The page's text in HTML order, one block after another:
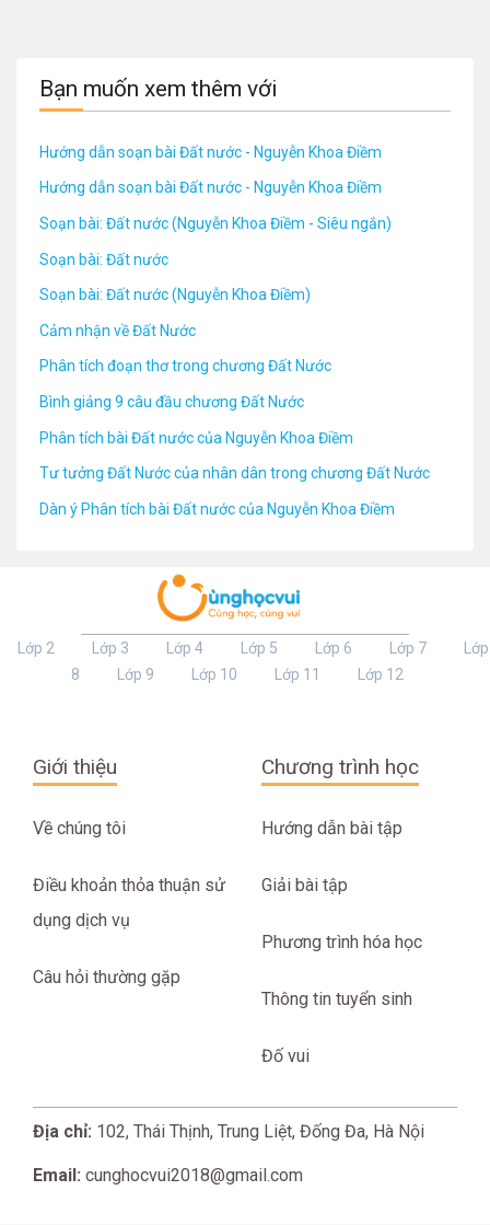
Bạn muốn xem thêm với
Hướng dẫn soạn bài Đất nước - Nguyễn Khoa Điềm
Hướng dẫn soạn bài Đất nước - Nguyễn Khoa Điềm
Soạn bài: Đất nước (Nguyễn Khoa Điềm - Siêu ngắn)
Soạn bài: Đất nước
Soạn bài: Đất nước (Nguyễn Khoa Điềm)
Cảm nhận về Đất Nước
Phân tích đoạn thơ trong chương Đất Nước
Bình giảng 9 câu đầu chương Đất Nước
Phân tích bài Đất nước của Nguyễn Khoa Điềm
Tư tưởng Đất Nước của nhân dân trong chương Đất Nước
Dàn ý Phân tích bài Đất nước của Nguyễn Khoa Điềm
Lớp 2 Lớp 3 Lớp 4 Lớp 5 Lớp 6 Lớp 7
Lớp
8
Lớp 9 Lớp 10 Lớp 11 Lớp 12
Giới thiệu
Về chúng tôi
Điều khoản thỏa thuận sử
dụng dịch vụ
Câu hỏi thường gặp
Chương trình học
Hướng dẫn bài tập
Giải bài tập
Phương trình hóa học
Thông tin tuyển sinh
Đố vui
Địa chỉ: 102, Thái Thịnh, Trung Liệt, Đống Đa, Hà Nội
Email: cunghocvui2018@gmail.com